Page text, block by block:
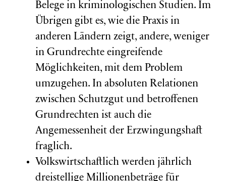
Belege in kriminologischen Studien. Im
Übrigen gibt es, wie die Praxis in
anderen Ländern zeigt, andere, weniger
in Grundrechte eingreifende
Möglichkeiten, mit dem Problem
umzugehen. In absoluten Relationen
zwischen Schutzgut und betroffenen
Grundrechten ist auch die
Angemessenheit der Erzwingungshaft
fraglich.
Volkswirtschaftlich werden jährlich
dreistellige Millionenbeträge für